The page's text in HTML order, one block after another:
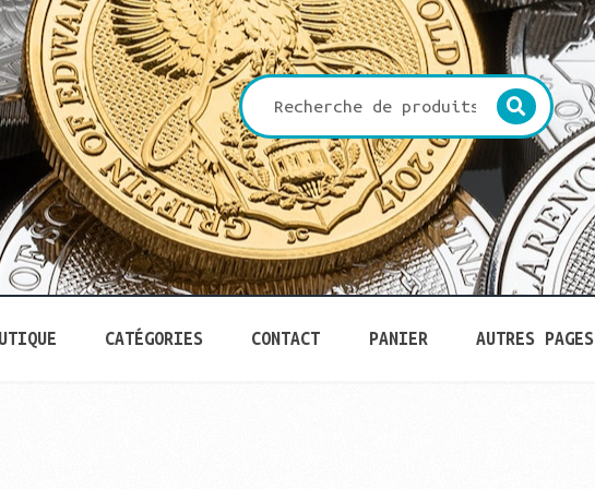
CATÉGORIES CONTACT PANIER AUTRES PAGES